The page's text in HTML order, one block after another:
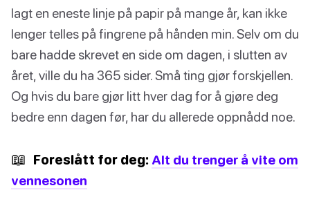
lagt en eneste linje på papir på mange år, kan ikke
lenger telles på fingrene på hånden min. Selv om du
bare hadde skrevet en side om dagen, i slutten av
året, ville du ha 365 sider. Små ting gjør forskjellen.
Og hvis du bare gjør litt hver dag for å gjøre deg
bedre enn dagen før, har du allerede oppnådd noe.
📖 Foreslått for deg: Alt du trenger å vite om
vennesonen